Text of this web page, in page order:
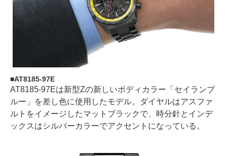
AT8185-97E
AT8185-97Eは新型Zの新しいボディカラー「セイランブ
ルー」を差し色に使用したモデル。ダイヤルはアスファ
ルトをイメージしたマットブラックで、時分針とインデ
ックスはシルバーカラーでアクセントになっている。